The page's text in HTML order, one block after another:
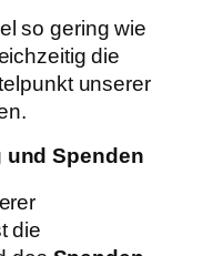
so gering wie
die
unserer
und Spenden
die